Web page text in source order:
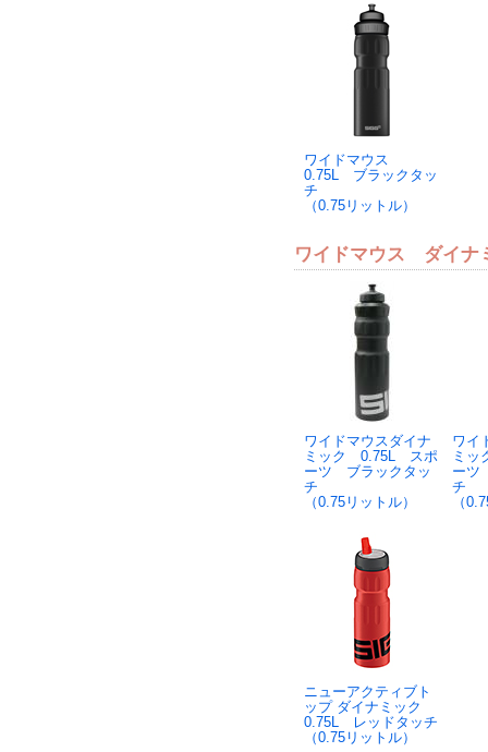
ワイドマウス
0.75L ブラックタッ
チ
（0.75リットル）
ワイドマウス ダイナ
ワイドマウスダイナ
ミック 0.75L スポ
ーツ ブラックタッ
チ
（0.75リットル）
ワイ
ミ
ーツ
チ
（
ニューアクティブト
ップ ダイナミック
0.75L レッドタッチ
（0.75リットル）